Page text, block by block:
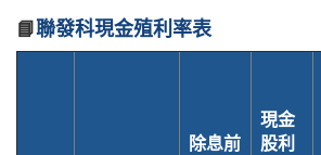
📘聯發科現金殖利率表
除息前
現金
股利